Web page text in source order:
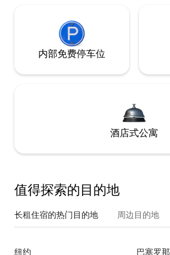
内部免费停车位
酒店式公寓
值得探索的目的地
长租住宿的热门目的地 周边目的地
纽约 巴塞罗那